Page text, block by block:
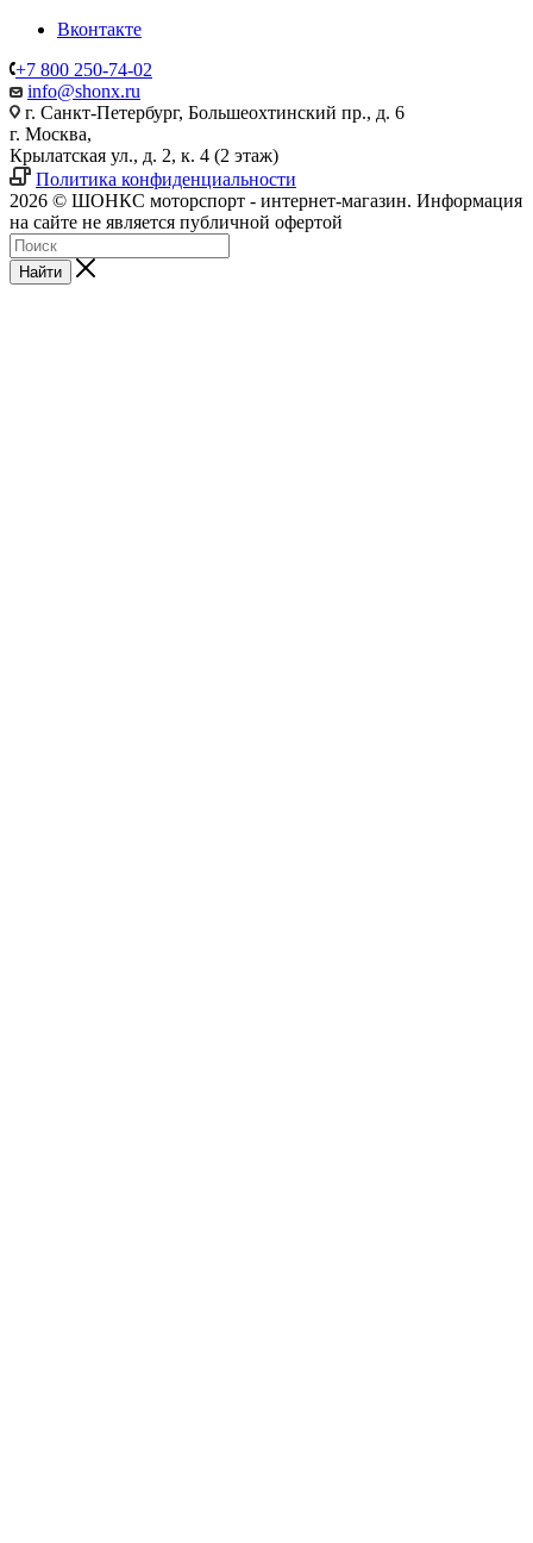
Вконтакте
+7 800 250-74-02
info@shonx.ru
г. Санкт-Петербург, Большеохтинский пр., д. 6
г. Москва,
Крылатская ул., д. 2, к. 4 (2 этаж)
Политика конфиденциальности
2026 © ШОНКС моторспорт - интернет-магазин. Информация
на сайте не является публичной офертой
Найти